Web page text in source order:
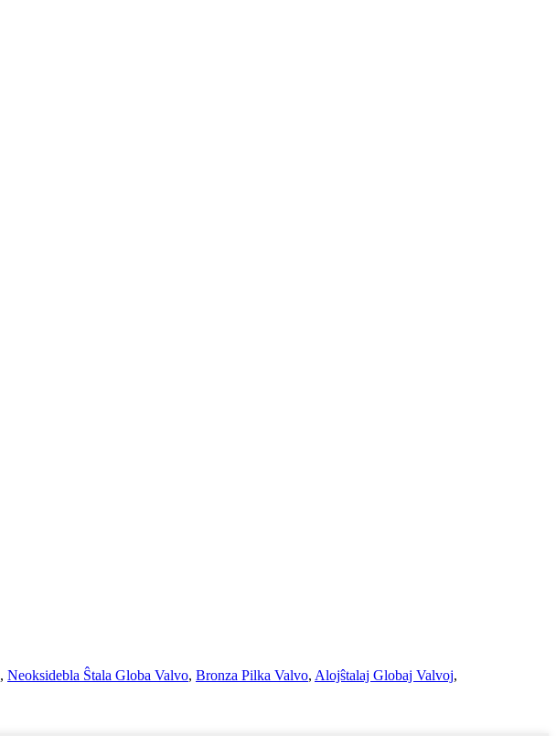
, Neoksidebla Ŝtala Globa Valvo, Bronza Pilka Valvo, Alojŝtalaj Globaj Valvoj,